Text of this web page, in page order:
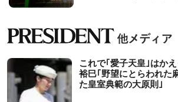
これで｢愛子天皇｣はか
裕巳｢野望にとらわれた
た皇室典範の大原則｣